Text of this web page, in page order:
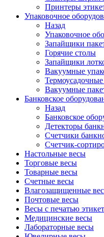
Принтеры
Упаковочное
Назад
Упаковочное
Запайщики
Горячие столы
Запайщики
Вакуумные
Вакуумные
Банковское
Назад
Банковское
Детекторы
Cчетчики
Счетчик-
Настольные весы
Торговые весы
Товарные весы
Счетные весы
Влагозащищенные
Почтовые весы
Весы с печатью
Медицинские весы
Лабораторные весы